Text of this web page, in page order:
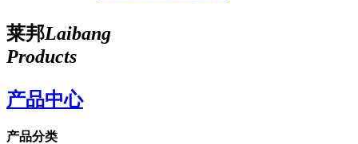
莱邦Laibang
Products
产品中心
产品分类